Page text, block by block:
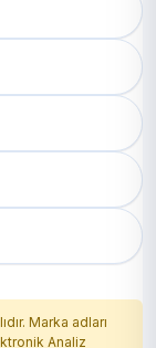
Marka adları
Analiz